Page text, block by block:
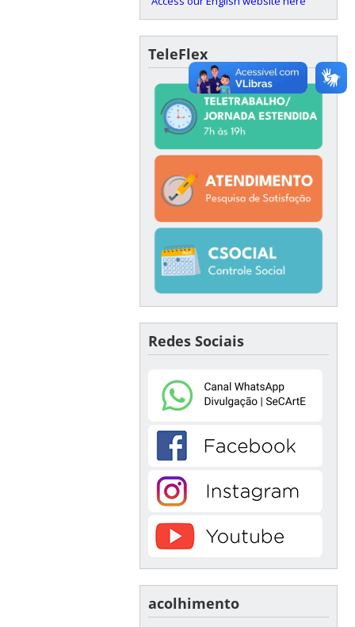
TeleFlex
Redes Sociais
acolhimento